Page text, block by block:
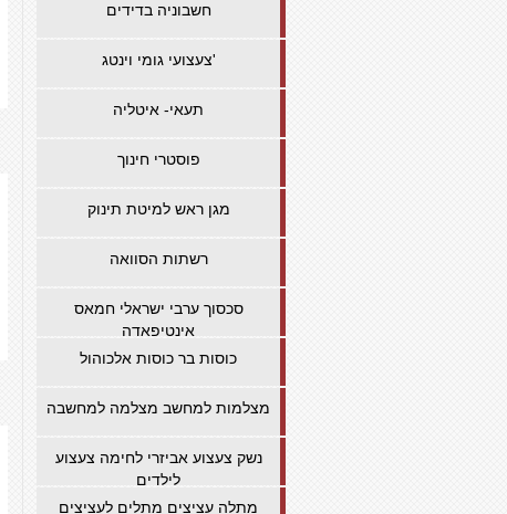
חשבוניה בדידים
צעצועי גומי וינטג'
תעאי- איטליה
פוסטרי חינוך
מגן ראש למיטת תינוק
רשתות הסוואה
סכסוך ערבי ישראלי חמאס
אינטיפאדה
כוסות בר כוסות אלכוהול
מצלמות למחשב מצלמה למחשבה
נשק צעצוע אביזרי לחימה צעצוע
לילדים
מתלה עציצים מתלים לעציצים